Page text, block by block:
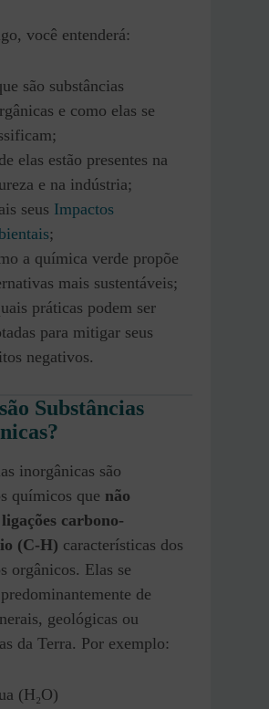
você entenderá:
são substâncias
e como elas se
elas estão presentes na
e na indústria;
seus Impactos
;
a química verde propõe
mais sustentáveis;
práticas podem ser
para mitigar seus
negativos.
Substâncias
inorgânicas são
químicos que não
carbono-
(C-H) características dos
orgânicos. Elas se
de
geológicas ou
da Terra. Por exemplo:
(H₂O)